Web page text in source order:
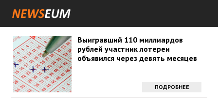
Выигравший 110 миллиардов
рублей участник лотереи
объявился через девять месяцев
ПОДРОБНЕЕ